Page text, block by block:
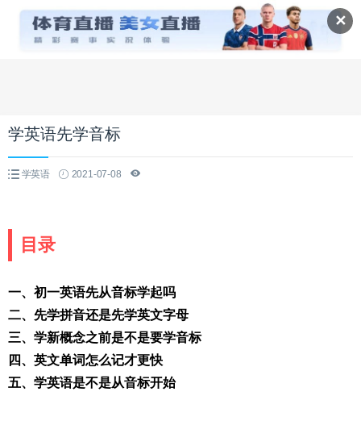
✕
学英语先学音标
学英语 2021-07-08
目录
一、初一英语先从音标学起吗
二、先学拼音还是先学英文字母
三、学新概念之前是不是要学音标
四、英文单词怎么记才更快
五、学英语是不是从音标开始